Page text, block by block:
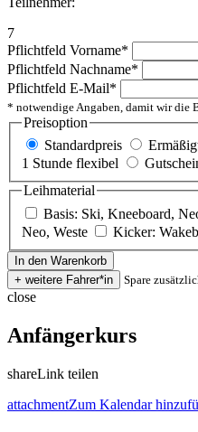
7
Pflichtfeld Vorname*
Pflichtfeld Nachname*
Pflichtfeld E-Mail*
* notwendige Angaben, damit wir die
Preisoption
Standardpreis
1 Stunde flexibel
Leihmaterial
Basis: Ski, Kneeboard,
Neo, Weste
Kicker:
Spare
close
Anfängerkurs
shareLink teilen
attachmentZum Kalendar